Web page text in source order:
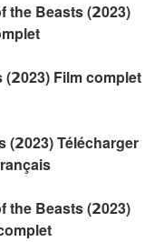
the Beasts (𝟮023)
Film complet
(𝟮023) Télécharger
the Beasts (𝟮023)